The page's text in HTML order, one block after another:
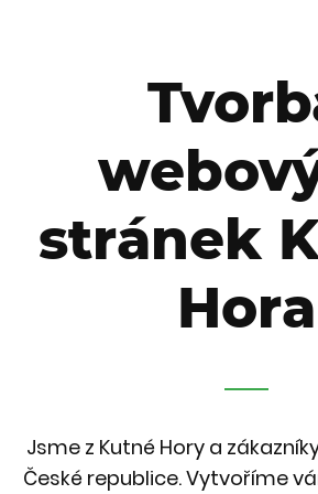
stránek
Hora
Jsme z Kutné Hory a
České republice. Vytvoříme